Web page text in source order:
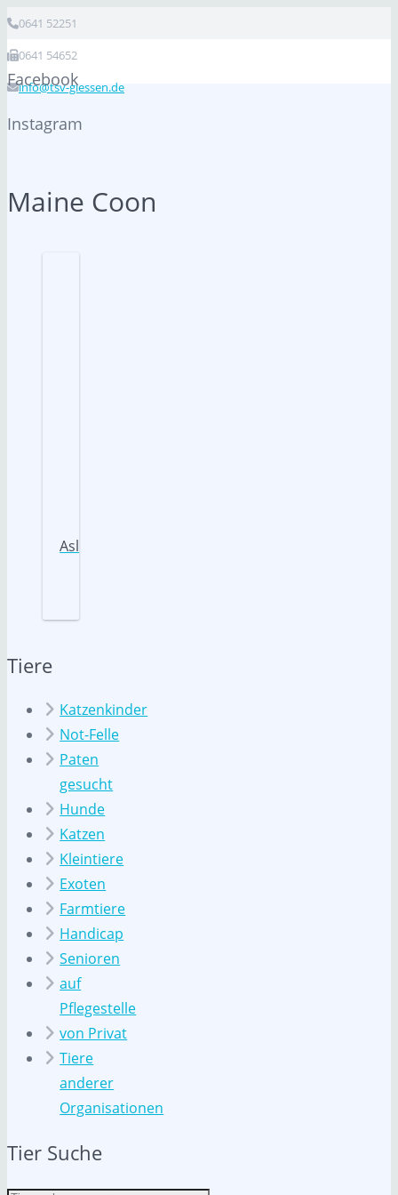
0641 52251
0641 54652
info@tsv-giessen.de
Facebook
Instagram
Maine Coon
Aslan
Tiere
Katzenkinder
Not-Felle
Paten
gesucht
Hunde
Katzen
Kleintiere
Exoten
Farmtiere
Handicap
Senioren
auf
Pflegestelle
von Privat
Tiere
anderer
Organisationen
Tier Suche